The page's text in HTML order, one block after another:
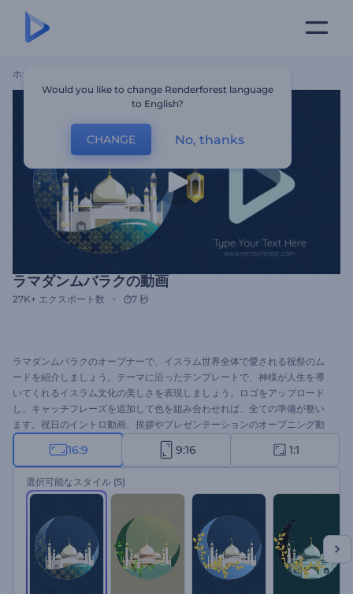
ホーム
ラマダンムバラクの動画
27K+ エクスポート数 7 秒
ラマダンムバラクのオープナーで、イスラム世界全体で愛される祝祭のム
ードを紹介しましょう。テーマに沿ったテンプレートで、神様が人生を導
いてくれるイスラム文化の美しさを表現しましょう。ロゴをアップロード
し、キャッチフレーズを追加して色を組み合わせれば、全ての準備が整い
ます。祝日のイントロ動画、挨拶やプレゼンテーションのオープニング動
画、お祝いの招待状などに最適です。このイントロ動画で視聴者の注目を
集めましょう。今すぐやってみてください。
16:9 9:16 1:1
選択可能なスタイル (5)
Would you like to change Renderforest language
to English?
CHANGE No, thanks